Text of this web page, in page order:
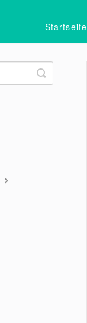
Startseite
Toggle
Search